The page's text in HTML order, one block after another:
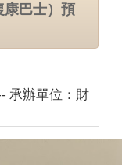
康巴士）預
承辦單位：財